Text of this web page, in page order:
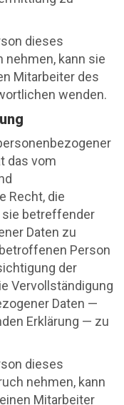
dieses
kann sie
Mitarbeiter des
wenden.
das vom
Recht, die
betreffender
Daten zu
Person
der
Vervollständigung
Daten —
Erklärung — zu
dieses
nehmen, kann
Mitarbeiter